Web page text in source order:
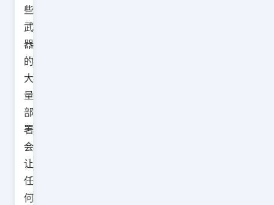
些
武
器
的
大
量
部
署
会
让
任
何